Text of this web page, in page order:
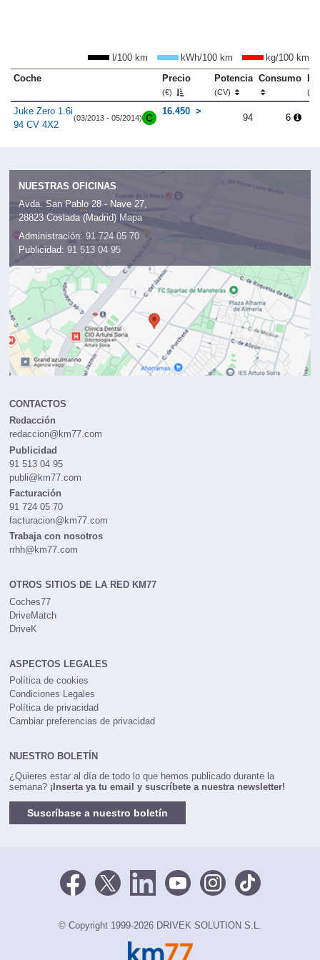
l/100 km kWh/100 km
kg/100 km
Coche
Precio
(€)
Potencia
(CV)
Consumo
Juke Zero 1.6i
94 CV 4X2
(03/2013 - 05/2014)
16.450
94 6
NUESTRAS OFICINAS
Avda. San Pablo 28 - Nave 27,
28823 Coslada (Madrid) Mapa
Administración: 91 724 05 70
Publicidad: 91 513 04 95
CONTACTOS
Redacción
redaccion@km77.com
Publicidad
91 513 04 95
publi@km77.com
Facturación
91 724 05 70
facturacion@km77.com
Trabaja con nosotros
rrhh@km77.com
OTROS SITIOS DE LA RED KM77
Coches77
DriveMatch
DriveK
ASPECTOS LEGALES
Política de cookies
Condiciones Legales
Política de privacidad
Cambiar preferencias de privacidad
NUESTRO BOLETÍN
¿Quieres estar al día de todo lo que hemos publicado durante la
semana? ¡Inserta ya tu email y suscríbete a nuestra newsletter!
Suscríbase a nuestro boletín
© Copyright 1999-2026 DRIVEK SOLUTION S.L.